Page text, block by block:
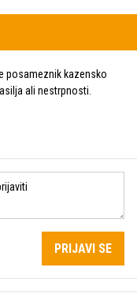
posameznik kazensko
ali nestrpnosti.
PRIJAVI SE